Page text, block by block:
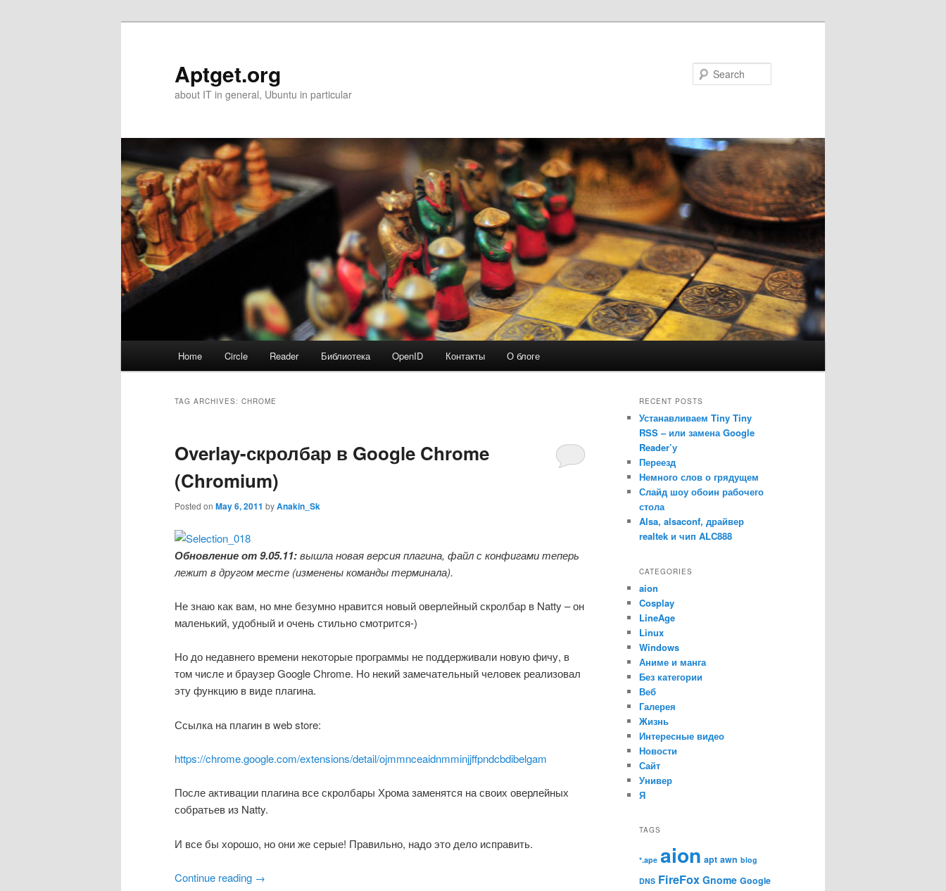
Aptget.org
about IT in general, Ubuntu in particular
Home Circle Reader Библиотека OpenID Контакты О блоге
TAG ARCHIVES: CHROME
Overlay-скролбар в Google Chrome
(Chromium)
Posted on May 6, 2011 byAnakin_Sk
Обновление от 9.05.11:вышла новая версия плагина, файл с конфигами теперь
лежит в другом месте (изменены команды терминала).
Не знаю как вам, но мне безумно нравится новый оверлейный скролбар в Natty – он
маленький, удобный и очень стильно смотрится-)
Но до недавнего времени некоторые программы не поддерживали новую фичу, в
том числе и браузер Google Chrome. Но некий замечательный человек реализовал
эту функцию в виде плагина.
Ссылка на плагин в web store:
https://chrome.google.com/extensions/detail/ojmmnceaidnmminjjffpndcbdibelgam
После активации плагина все скролбары Хрома заменятся на своих оверлейных
собратьев из Natty.
И все бы хорошо, но они же серые! Правильно, надо это дело исправить.
Continue reading →
RECENT POSTS
Устанавливаем Tiny Tiny
RSS – или замена Google
Reader’у
Переезд
Немного слов о грядущем
Слайд шоу обоин рабочего
стола
Alsa, alsaconf, драйвер
realtek и чип ALC888
CATEGORIES
aion
Cosplay
LineAge
Linux
Windows
Аниме и манга
Без категории
Веб
Галерея
Жизнь
Интересные видео
Новости
Сайт
Универ
Я
TAGS
*.ape aion apt awn blog
DNS FireFox Gnome Google